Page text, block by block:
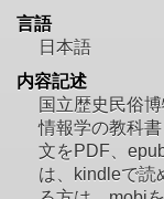
言語
日本語
内容記述
国立歴史民俗
情報学の教科
文をPDF、
は、kindleで読